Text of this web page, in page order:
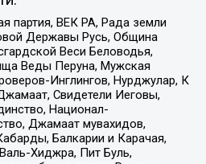
партия, ВЕК РА, Рада земли
Державы Русь, Община
Веси Беловодья,
Веды Перуна, Мужская
Инглингов, Нурджулар, К
Свидетели Иеговы,
Национал-
Джамаат мувахидов,
Балкарии и Карачая,
Хиджра, Пит Буль,